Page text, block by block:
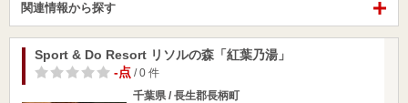
関連情報から探す
Sport & Do Resort リソルの森「紅葉乃湯」
-点 / 0 件
千葉県 / 長生郡長柄町